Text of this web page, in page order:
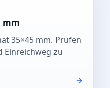
mm
35×45 mm. Prüfen
Einreichweg zu